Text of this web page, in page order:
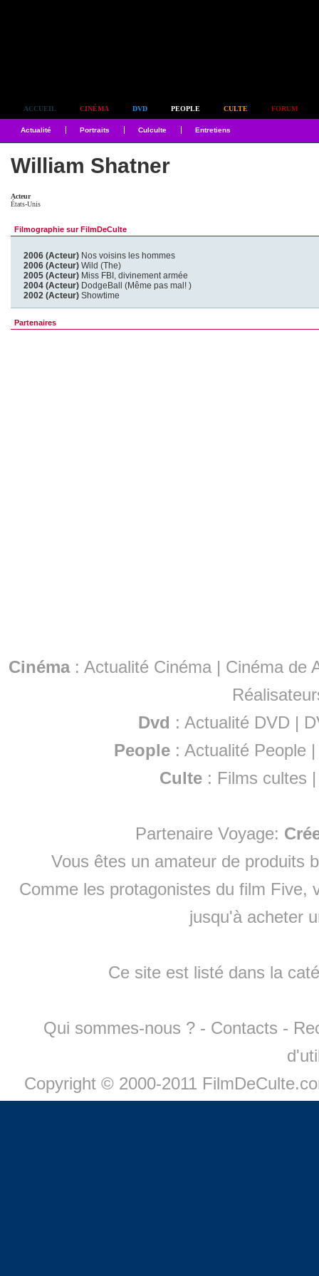
ACCUEIL CINÉMA DVD PEOPLE CULTE FORUM
Actualité Portraits Culculte Entretiens
William Shatner
Acteur
États-Unis
Filmographie sur FilmDeCulte
2006 (Acteur) Nos voisins les hommes
2006 (Acteur) Wild (The)
2005 (Acteur) Miss FBI, divinement armée
2004 (Acteur) DodgeBall (Même pas mal! )
2002 (Acteur) Showtime
Partenaires
Cinéma: Actualité Cinéma | Cinéma de
Dvd : Actualité DVD |
People :Actualité People
Culte : Films cultes
Partenaire Voyage:
Vous êtes un amateur de produits
Comme les protagonistes du film Five,
jusqu'à acheter
Ce site est listé dans la
Qui sommes-nous ? - Contacts -
Copyright © 2000-2011